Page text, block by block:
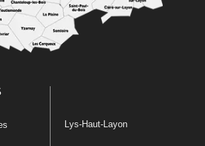
Lys-Haut-Layon